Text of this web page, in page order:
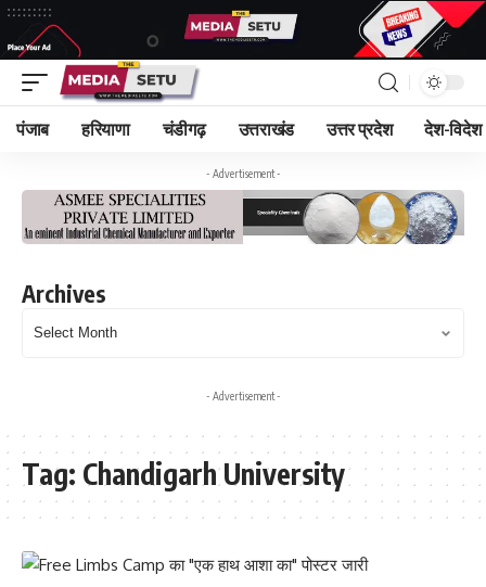
पंजाब हरियाणा चंडीगढ़ उत्तराखंड उत्तर प्रदेश देश-विदेश
- Advertisement -
Archives
- Advertisement -
Tag: Chandigarh University